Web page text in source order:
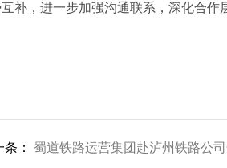
补，进一步加强沟通联系，深化合
： 蜀道铁路运营集团赴泸州铁路公